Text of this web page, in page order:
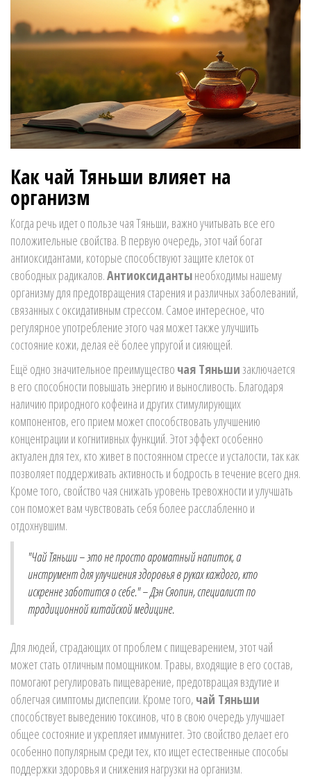
Как чай Тяньши влияет на
организм
Когда речь идет о пользе чая Тяньши, важно учитывать все его
положительные свойства. В первую очередь, этот чай богат
антиоксидантами, которые способствуют защите клеток от
свободных радикалов.Антиоксидантынеобходимы нашему
организму для предотвращения старения и различных заболеваний,
связанных с оксидативным стрессом. Самое интересное, что
регулярное употребление этого чая может также улучшить
состояние кожи, делая её более упругой и сияющей.
Ещё одно значительное преимущество чая Тяньшизаключается
в его способности повышать энергию и выносливость. Благодаря
наличию природного кофеина и других стимулирующих
компонентов, его прием может способствовать улучшению
концентрации и когнитивных функций. Этот эффект особенно
актуален для тех, кто живет в постоянном стрессе и усталости, так как
позволяет поддерживать активность и бодрость в течение всего дня.
Кроме того, свойство чая снижать уровень тревожности и улучшать
сон поможет вам чувствовать себя более расслабленно и
отдохнувшим.
"Чай Тяньши – это не просто ароматный напиток, а
инструмент для улучшения здоровья в руках каждого, кто
искренне заботится о себе." – Дэн Сяопин, специалист по
традиционной китайской медицине.
Для людей, страдающих от проблем с пищеварением, этот чай
может стать отличным помощником. Травы, входящие в его состав,
помогают регулировать пищеварение, предотвращая вздутие и
облегчая симптомы диспепсии. Кроме того, чай Тяньши
способствует выведению токсинов, что в свою очередь улучшает
общее состояние и укрепляет иммунитет. Это свойство делает его
особенно популярным среди тех, кто ищет естественные способы
поддержки здоровья и снижения нагрузки на организм.